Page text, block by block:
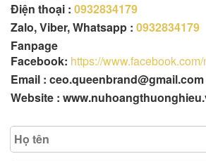
Điện thoại : 0932834179
Zalo, Viber, Whatsapp : 0932834179
Fanpage
Facebook: https://
Email : ceo.queenbrand@gmail.com
Website :